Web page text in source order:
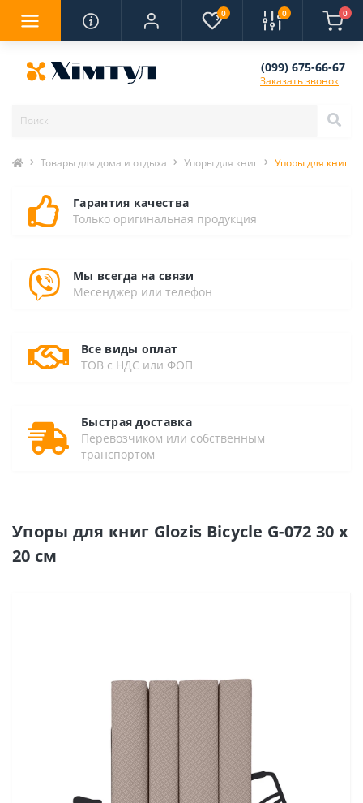
0 0 0
(099) 675-66-67
Заказать звонок
Товары для дома и отдыха Упоры для книг Упоры для книг
Гарантия качества
Только оригинальная продукция
Мы всегда на связи
Месенджер или телефон
Все виды оплат
ТОВ с НДС или ФОП
Быстрая доставка
Перевозчиком или собственным
транспортом
Упоры для книг Glozis Bicycle G-072 30 х
20 см